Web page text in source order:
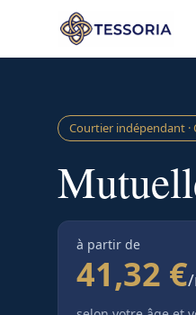
Aller au contenu principal
Courtier indépendant ·
à partir de
41,32 €